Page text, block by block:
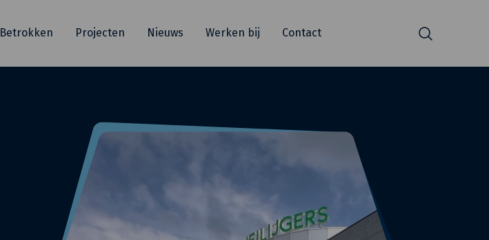
Betrokken Projecten Nieuws Werken bij Contact Zoeken